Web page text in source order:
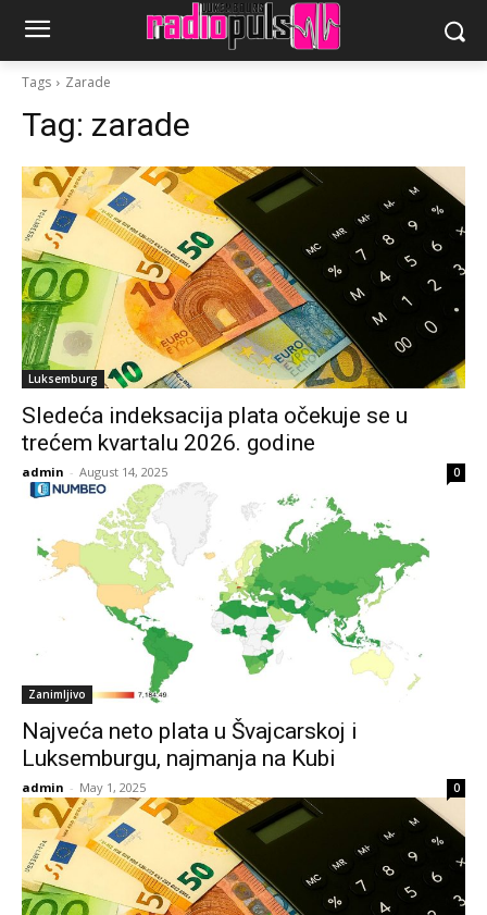
Tags Zarade
Tag: zarade
Luksemburg
Sledeća indeksacija plata očekuje se u
trećem kvartalu 2026. godine
admin - August 14, 2025 0
Zanimljivo
Najveća neto plata u Švajcarskoj i
Luksemburgu, najmanja na Kubi
admin - May 1, 2025 0